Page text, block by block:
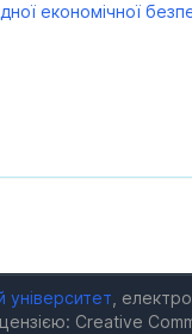
економічної
,
Creative